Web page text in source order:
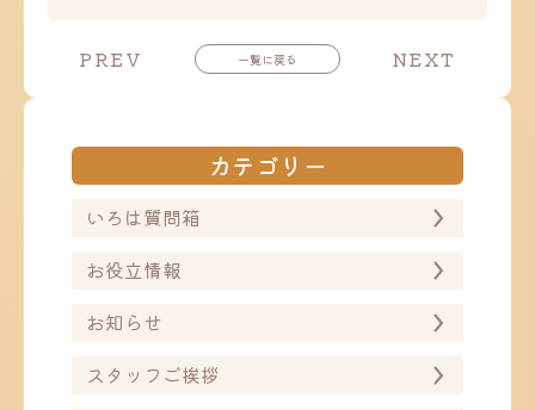
PREV 一覧に戻る 投
ー
ョ
NEXT
カテゴリー
いろは質問箱
お役立情報
お知らせ
スタッフご挨拶